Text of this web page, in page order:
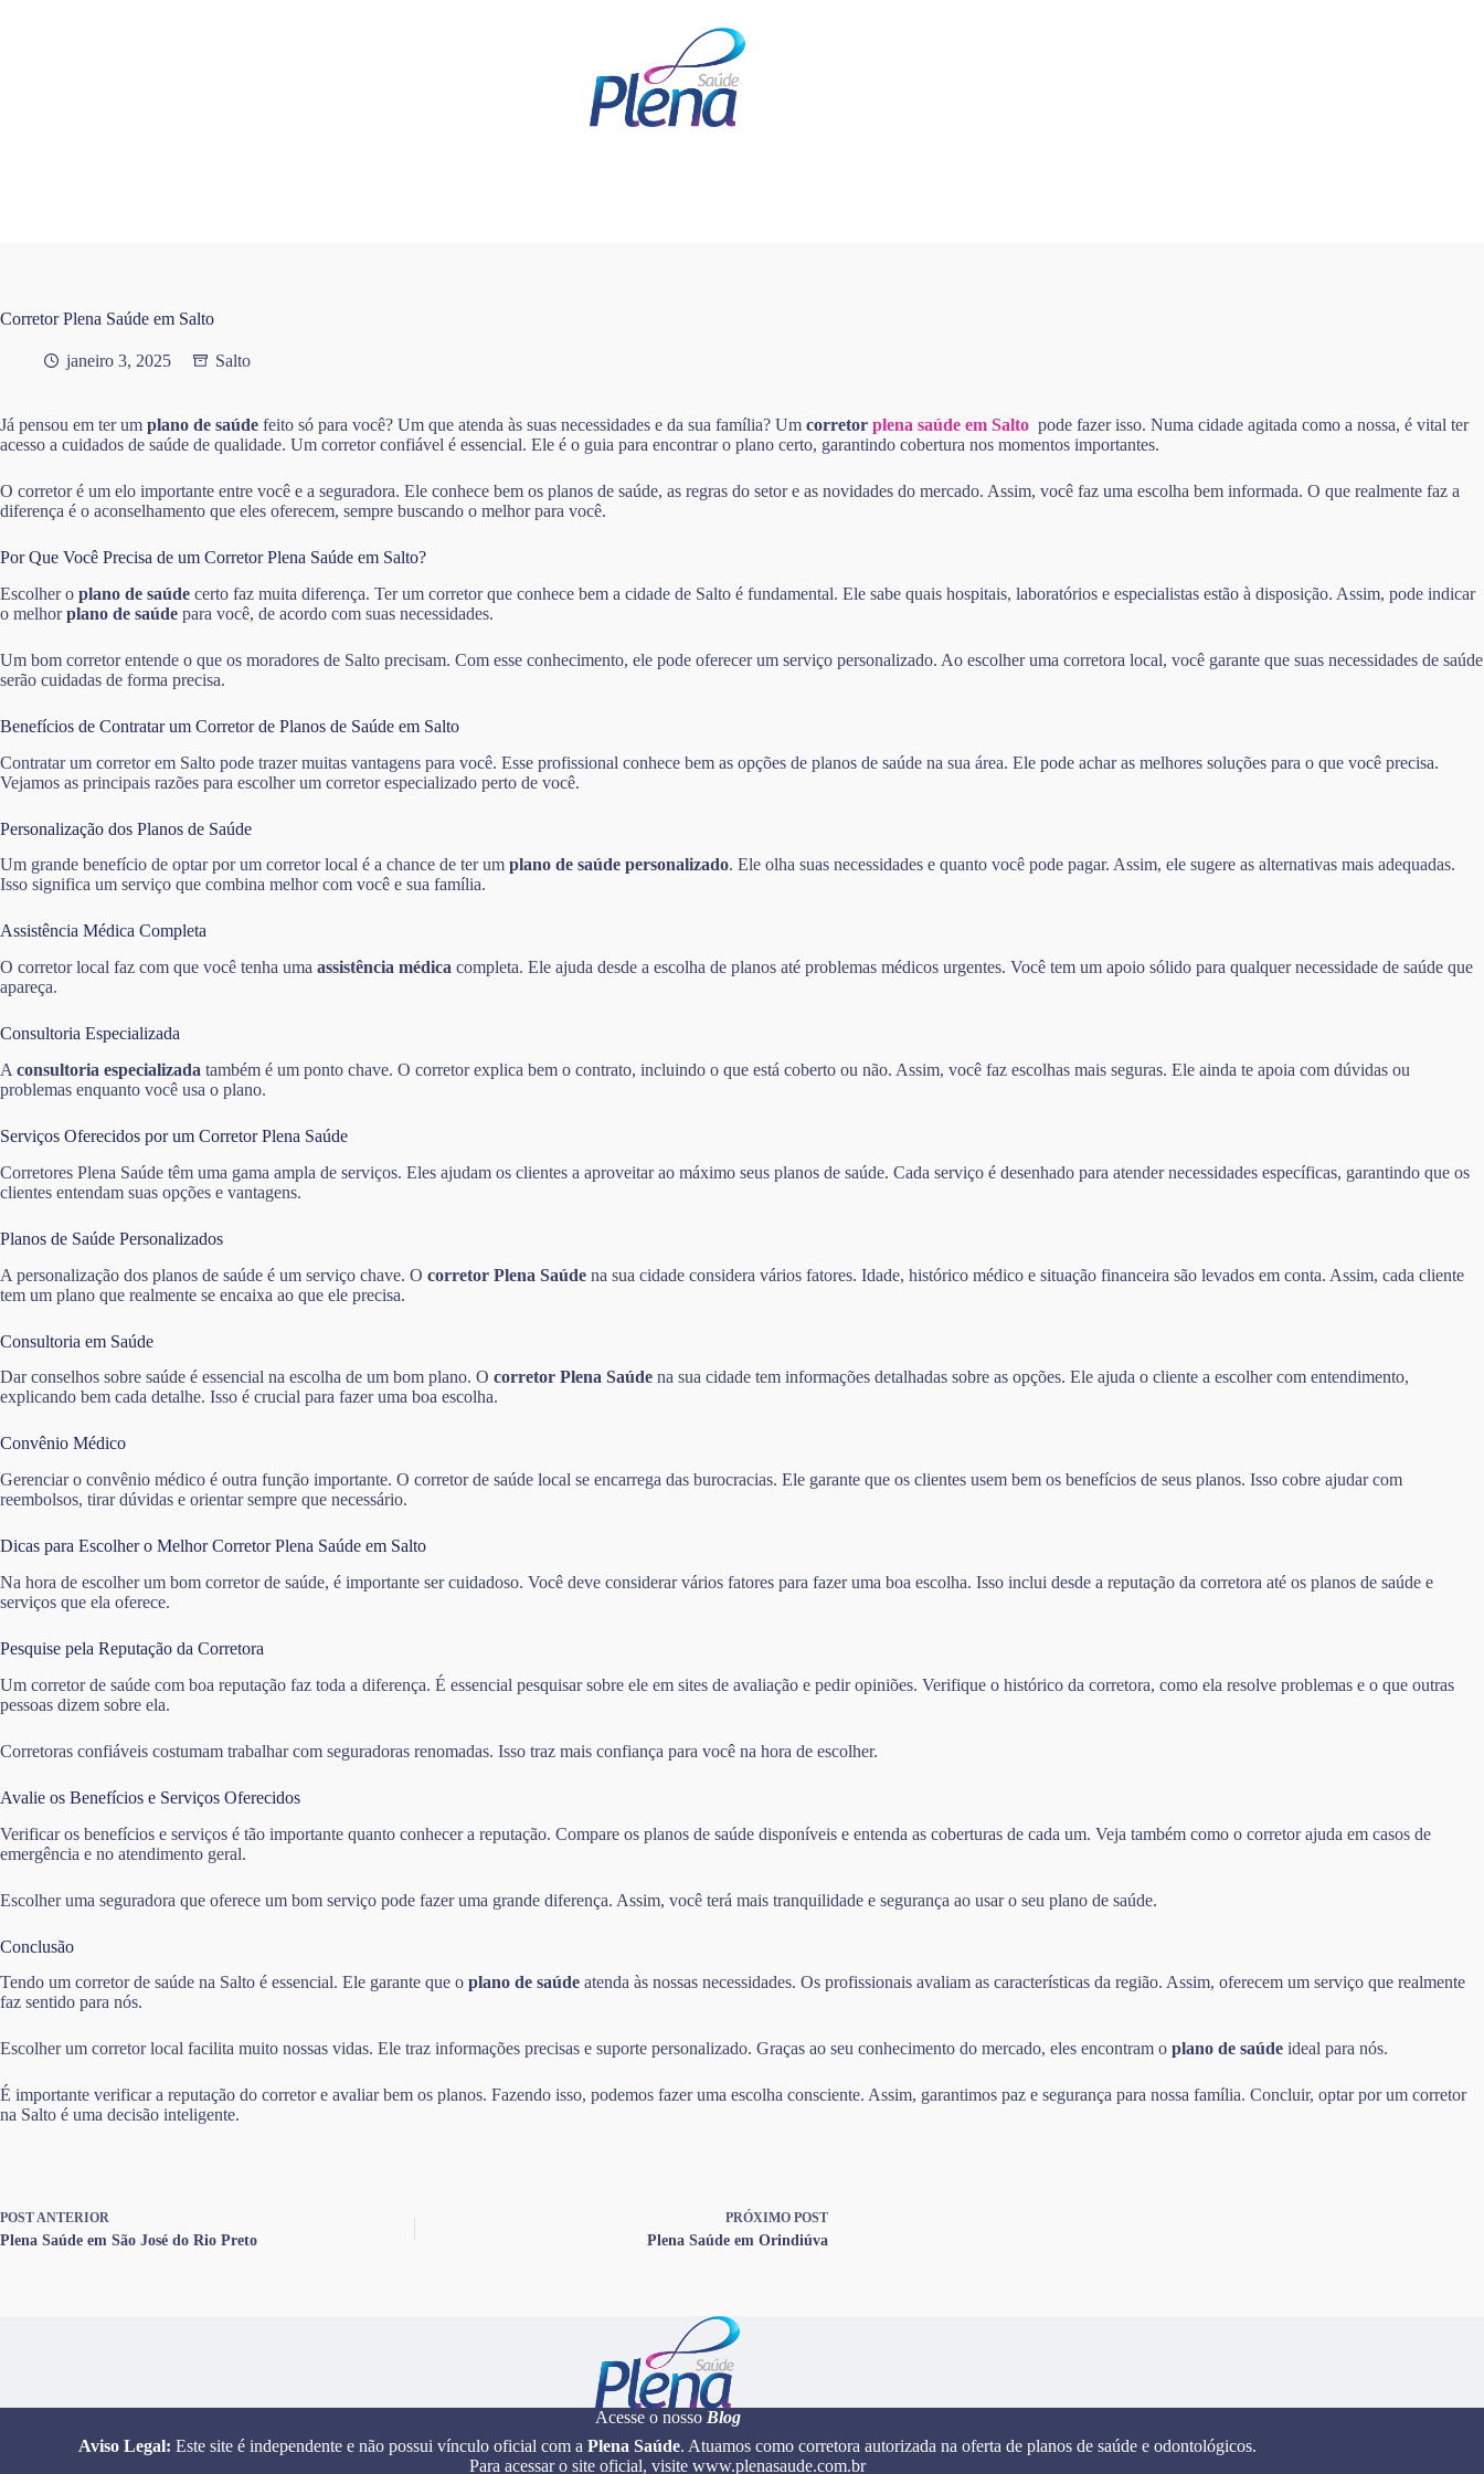
Corretor Plena Saúde em Salto
janeiro 3, 2025 Salto
Já pensou em ter um plano de saúde feito só para você? Um que atenda às suas necessidades e da sua família? Um corretor plena saúde em Salto pode fazer isso. Numa cidade agitada como a nossa, é vital ter
acesso a cuidados de saúde de qualidade. Um corretor confiável é essencial. Ele é o guia para encontrar o plano certo, garantindo cobertura nos momentos importantes.
O corretor é um elo importante entre você e a seguradora. Ele conhece bem os planos de saúde, as regras do setor e as novidades do mercado. Assim, você faz uma escolha bem informada. O que realmente faz a
diferença é o aconselhamento que eles oferecem, sempre buscando o melhor para você.
Por Que Você Precisa de um Corretor Plena Saúde em Salto?
Escolher o plano de saúde certo faz muita diferença. Ter um corretor que conhece bem a cidade de Salto é fundamental. Ele sabe quais hospitais, laboratórios e especialistas estão à disposição. Assim, pode indicar
o melhorplano de saúde para você, de acordo com suas necessidades.
Um bom corretor entende o que os moradores de Salto precisam. Com esse conhecimento, ele pode oferecer um serviço personalizado. Ao escolher uma corretora local, você garante que suas necessidades de saúde
serão cuidadas de forma precisa.
Benefícios de Contratar um Corretor de Planos de Saúde em Salto
Contratar um corretor em Salto pode trazer muitas vantagens para você. Esse profissional conhece bem as opções de planos de saúde na sua área. Ele pode achar as melhores soluções para o que você precisa.
Vejamos as principais razões para escolher um corretor especializado perto de você.
Personalização dos Planos de Saúde
Um grande benefício de optar por um corretor local é a chance de ter um plano de saúde personalizado. Ele olha suas necessidades e quanto você pode pagar. Assim, ele sugere as alternativas mais adequadas.
Isso significa um serviço que combina melhor com você e sua família.
Assistência Médica Completa
O corretor local faz com que você tenha uma assistência médica completa. Ele ajuda desde a escolha de planos até problemas médicos urgentes. Você tem um apoio sólido para qualquer necessidade de saúde que
apareça.
Consultoria Especializada
A consultoria especializada também é um ponto chave. O corretor explica bem o contrato, incluindo o que está coberto ou não. Assim, você faz escolhas mais seguras. Ele ainda te apoia com dúvidas ou
problemas enquanto você usa o plano.
Serviços Oferecidos por um Corretor Plena Saúde
Corretores Plena Saúde têm uma gama ampla de serviços. Eles ajudam os clientes a aproveitar ao máximo seus planos de saúde. Cada serviço é desenhado para atender necessidades específicas, garantindo que os
clientes entendam suas opções e vantagens.
Planos de Saúde Personalizados
A personalização dos planos de saúde é um serviço chave. O corretor Plena Saúde na sua cidade considera vários fatores. Idade, histórico médico e situação financeira são levados em conta. Assim, cada cliente
tem um plano que realmente se encaixa ao que ele precisa.
Consultoria em Saúde
Dar conselhos sobre saúde é essencial na escolha de um bom plano. O corretor Plena Saúde na sua cidade tem informações detalhadas sobre as opções. Ele ajuda o cliente a escolher com entendimento,
explicando bem cada detalhe. Isso é crucial para fazer uma boa escolha.
Convênio Médico
Gerenciar o convênio médico é outra função importante. O corretor de saúde local se encarrega das burocracias. Ele garante que os clientes usem bem os benefícios de seus planos. Isso cobre ajudar com
reembolsos, tirar dúvidas e orientar sempre que necessário.
Dicas para Escolher o Melhor Corretor Plena Saúde em Salto
Na hora de escolher um bom corretor de saúde, é importante ser cuidadoso. Você deve considerar vários fatores para fazer uma boa escolha. Isso inclui desde a reputação da corretora até os planos de saúde e
serviços que ela oferece.
Pesquise pela Reputação da Corretora
Um corretor de saúde com boa reputação faz toda a diferença. É essencial pesquisar sobre ele em sites de avaliação e pedir opiniões. Verifique o histórico da corretora, como ela resolve problemas e o que outras
pessoas dizem sobre ela.
Corretoras confiáveis costumam trabalhar com seguradoras renomadas. Isso traz mais confiança para você na hora de escolher.
Avalie os Benefícios e Serviços Oferecidos
Verificar os benefícios e serviços é tão importante quanto conhecer a reputação. Compare os planos de saúde disponíveis e entenda as coberturas de cada um. Veja também como o corretor ajuda em casos de
emergência e no atendimento geral.
Escolher uma seguradora que oferece um bom serviço pode fazer uma grande diferença. Assim, você terá mais tranquilidade e segurança ao usar o seu plano de saúde.
Conclusão
Tendo um corretor de saúde na Salto é essencial. Ele garante que o plano de saúde atenda às nossas necessidades. Os profissionais avaliam as características da região. Assim, oferecem um serviço que realmente
faz sentido para nós.
Escolher um corretor local facilita muito nossas vidas. Ele traz informações precisas e suporte personalizado. Graças ao seu conhecimento do mercado, eles encontram o plano de saúde ideal para nós.
É importante verificar a reputação do corretor e avaliar bem os planos. Fazendo isso, podemos fazer uma escolha consciente. Assim, garantimos paz e segurança para nossa família. Concluir, optar por um corretor
na Salto é uma decisão inteligente.
POSTANTERIOR
Plena Saúde em São José do Rio Preto
PRÓXIMO POST
Plena Saúde em Orindiúva
Acesse o nosso Blog
Aviso Legal: Este site é independente e não possui vínculo oficial com aPlena Saúde. Atuamos como corretora autorizada na oferta de planos de saúde e odontológicos.
Para acessar o site oficial, visite www.plenasaude.com.br